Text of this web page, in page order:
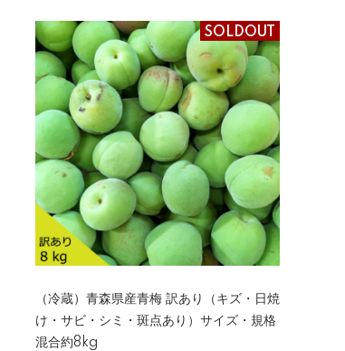
SOLDOUT
（冷蔵）青森県産青梅 訳あり（キズ・日焼
け・サビ・シミ・斑点あり）サイズ・規格
混合約8kg